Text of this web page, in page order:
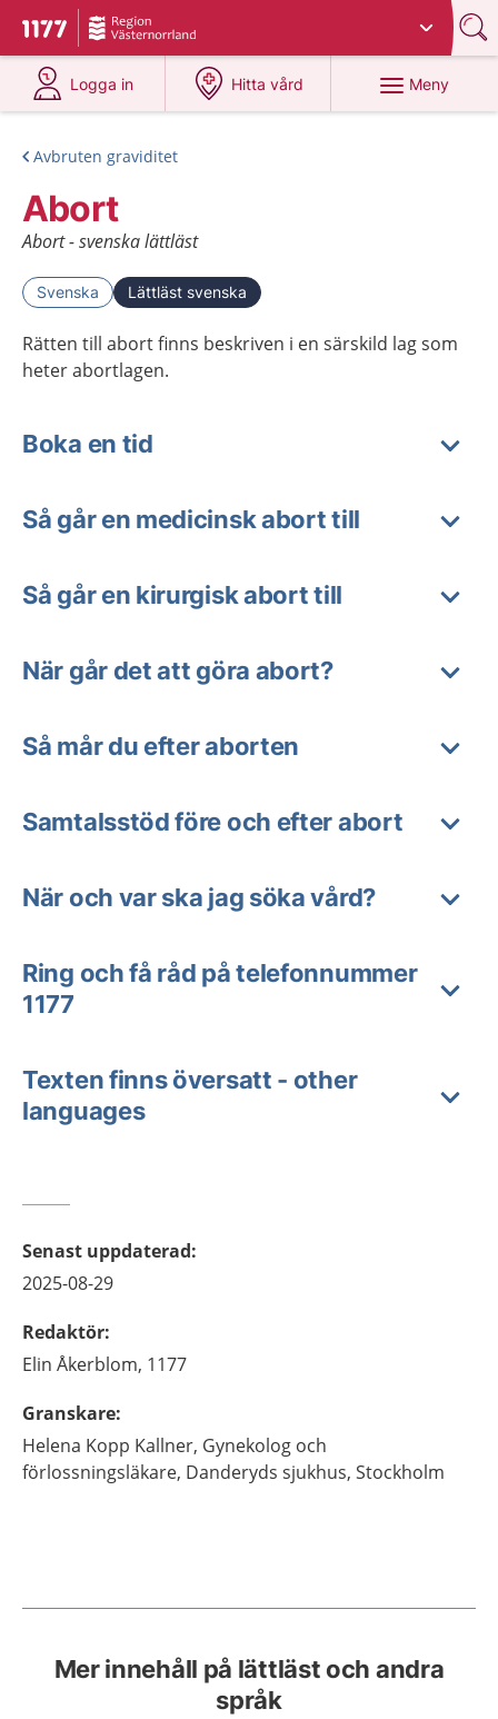
Till startsidan för 1177
Du har valt region
Logga in
på 1177.se
Hitta vård
på 1177.se
Meny
Avbruten graviditet
Abort
Abort - svenska lättläst
Svenska Lättläst svenska
Rätten till abort finns beskriven i en särskild lag som
heter abortlagen.
Boka en tid
Så går en medicinsk abort till
Så går en kirurgisk abort till
När går det att göra abort?
Så mår du efter aborten
Samtalsstöd före och efter abort
När och var ska jag söka vård?
Ring och få råd på telefonnummer
1177
Texten finns översatt - other
languages
Senast uppdaterad:
2025-08-29
Redaktör:
Elin Åkerblom, 1177
Granskare:
Helena Kopp Kallner, Gynekolog och
förlossningsläkare, Danderyds sjukhus, Stockholm
Mer innehåll på lättläst och andra
språk